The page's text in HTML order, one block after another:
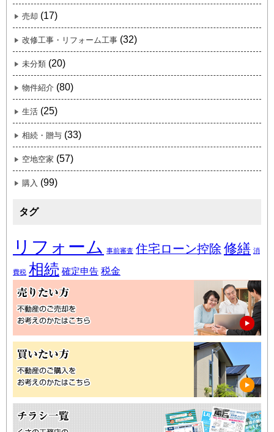
売却 (17)
改修工事・リフォーム工事 (32)
未分類 (20)
物件紹介 (80)
生活 (25)
相続・贈与 (33)
空地空家 (57)
購入 (99)
タグ
リフォーム 事前審査 住宅ローン控除 修繕 消
費税 相続 確定申告 税金